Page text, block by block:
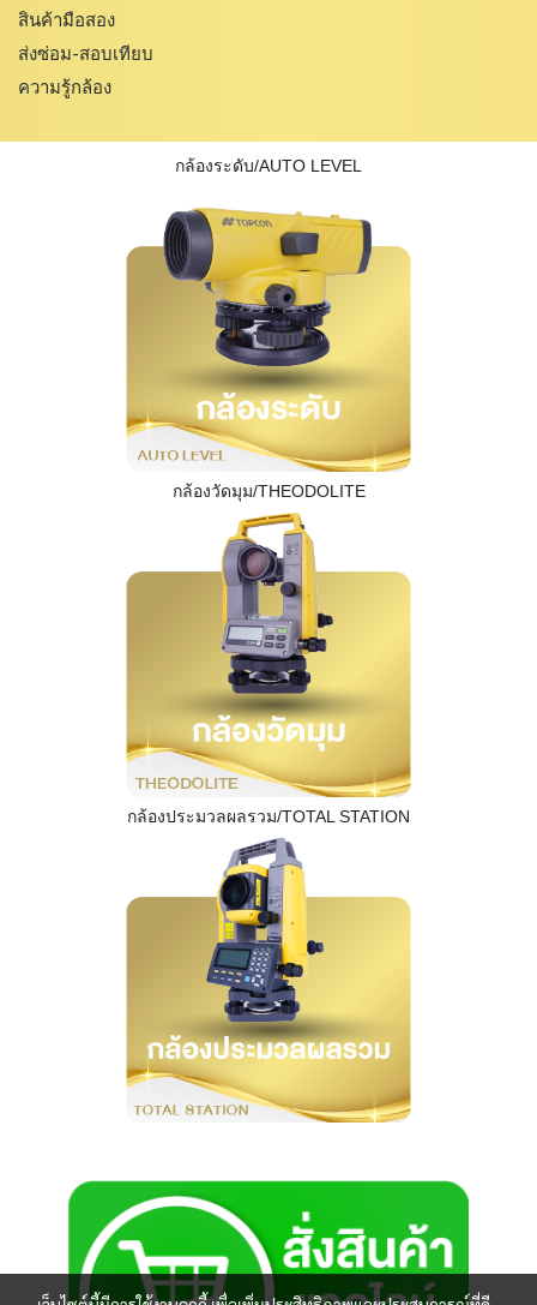
สินค้ามือสอง
ส่งซ่อม-สอบเทียบ
ความรู้กล้อง
กล้องระดับ/AUTO LEVEL
กล้องวัดมุม/THEODOLITE
กล้องประมวลผลรวม/TOTAL STATION